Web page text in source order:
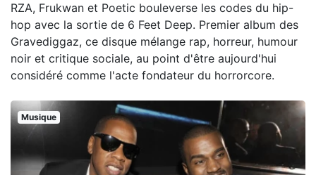
RZA, Frukwan et Poetic bouleverse les codes du hip-
hop avec la sortie de 6 Feet Deep. Premier album des
Gravediggaz, ce disque mélange rap, horreur, humour
noir et critique sociale, au point d'être aujourd'hui
considéré comme l'acte fondateur du horrorcore.
Musique